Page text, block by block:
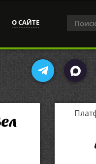
О САЙТЕ